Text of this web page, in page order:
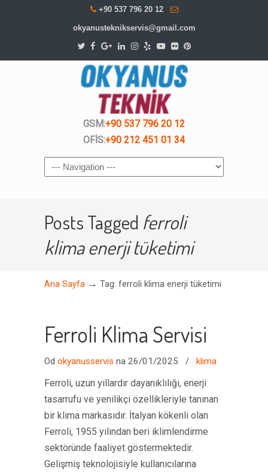
+90 537 796 20 12
okyanusteknikservis@gmail.com
GSM:+90 537 796 20 12
OFİS:+90 212 451 01 34
Navigation
Posts Tagged ferroli
klima enerji tüketimi
Ana Sayfa → Tag: ferroli klima enerji tüketimi
Ferroli Klima Servisi
Od okyanusservis na 26/01/2025 / klima
Ferroli, uzun yıllardır dayanıklılığı, enerji
tasarrufu ve yenilikçi özellikleriyle tanınan
bir klima markasıdır. İtalyan kökenli olan
Ferroli, 1955 yılından beri iklimlendirme
sektöründe faaliyet göstermektedir.
Gelişmiş teknolojisiyle kullanıcılarına